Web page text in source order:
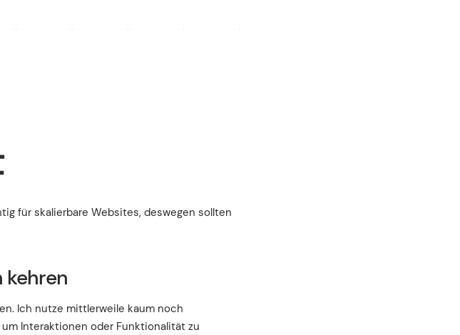
für skalierbare Websites, deswegen sollten
kehren
Ich nutze mittlerweile kaum noch
Interaktionen oder Funktionalität zu